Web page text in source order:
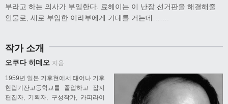
부라고 하는 의사가 부임한다. 료헤이는 이 난장 선거판을 해결해줄
인물로, 새로 부임한 이라부에게 기대를 거는데…….
작가 소개
오쿠다 히데오 지음
1959년 일본 기후현에서 태어나 기후
현립기잔고등학교를 졸업하고 잡지
편집자, 기획자, 구성작가, 카피라이